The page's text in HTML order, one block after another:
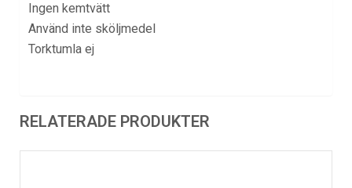
Ingen kemtvätt
Använd inte sköljmedel
Torktumla ej
RELATERADE PRODUKTER